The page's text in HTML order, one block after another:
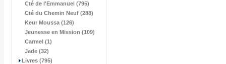
Cté de l'Emmanuel (795)
Cté du Chemin Neuf (288)
Keur Moussa (126)
Jeunesse en Mission (109)
Carmel (1)
Jade (32)
Livres (795)